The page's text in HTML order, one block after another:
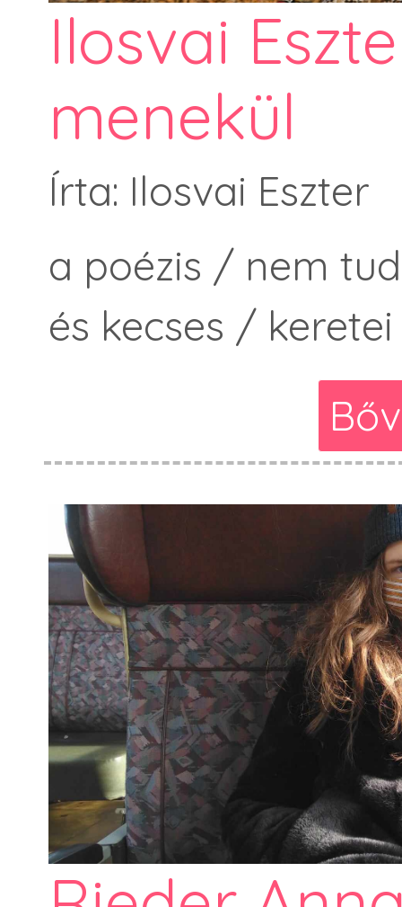
Ilosvai
menekül
Írta: Ilosvai Eszter
a poézis / nem
és kecses /